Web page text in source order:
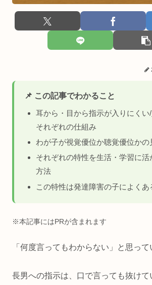
📌 この記事でわかること
耳から・目から指示が入りにくい/
それぞれの仕組み
わが子が視覚優位か聴覚優位かの
それぞれの特性を生活・学習に活
方法
この特性は発達障害の子によくあ
※本記事にはPRが含まれます
「何度言ってもわからない」と思って
長男への指示は、口で言っても抜け